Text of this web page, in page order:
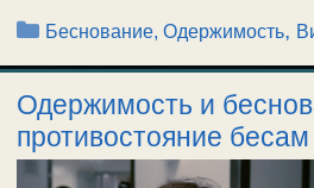
Рубрики
Беснование, Одержимость,
Одержимость и
противостояние бесам